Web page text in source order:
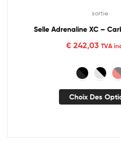
sortie
Selle Adrenaline XC –
€ 242,03 TVA
Choix Des